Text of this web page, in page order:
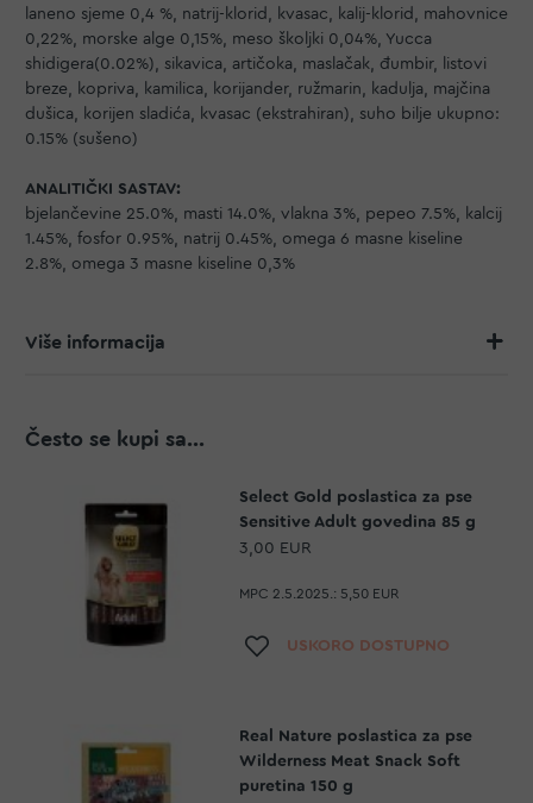
laneno sjeme 0,4 %, natrij-klorid, kvasac, kalij-klorid, mahovnice
0,22%, morske alge 0,15%, meso školjki 0,04%, Yucca
shidigera(0.02%), sikavica, artičoka, maslačak, đumbir, listovi
breze, kopriva, kamilica, korijander, ružmarin, kadulja, majčina
dušica, korijen sladića, kvasac (ekstrahiran), suho bilje ukupno:
0.15% (sušeno)
ANALITIČKI SASTAV:
bjelančevine 25.0%, masti 14.0%, vlakna 3%, pepeo 7.5%, kalcij
1.45%, fosfor 0.95%, natrij 0.45%, omega 6 masne kiseline
2.8%, omega 3 masne kiseline 0,3%
Više informacija
Često se kupi sa...
Select Gold poslastica za pse
Sensitive Adult govedina 85 g
3,00 EUR
MPC 2.5.2025.: 5,50 EUR
Dodaj na listu želja
USKORO DOSTUPNO
Real Nature poslastica za pse
Wilderness Meat Snack Soft
puretina 150 g